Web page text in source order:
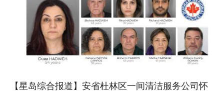
【星岛综合报道】安省杜林区一间清洁服务公司怀